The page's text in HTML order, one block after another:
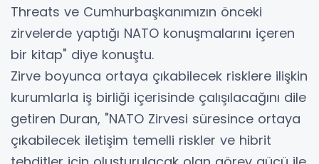
Threats ve Cumhurbaşkanımızın önceki
zirvelerde yaptığı NATO konuşmalarını içeren
bir kitap" diye konuştu.
Zirve boyunca ortaya çıkabilecek risklere ilişkin
kurumlarla iş birliği içerisinde çalışılacağını dile
getiren Duran, "NATO Zirvesi süresince ortaya
çıkabilecek iletişim temelli riskler ve hibrit